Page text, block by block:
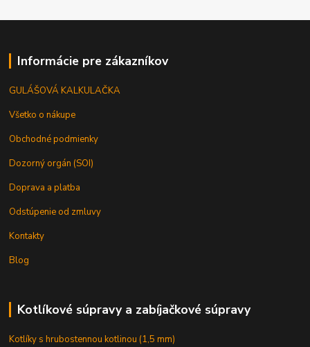
Informácie pre zákazníkov
GULÁŠOVÁ KALKULAČKA
Všetko o nákupe
Obchodné podmienky
Dozorný orgán (SOI)
Doprava a platba
Odstúpenie od zmluvy
Kontakty
Blog
Kotlíkové súpravy a zabíjačkové súpravy
Kotlíky s hrubostennou kotlinou (1,5 mm)